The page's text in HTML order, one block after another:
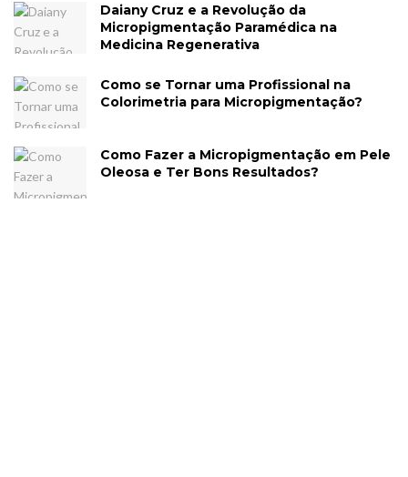
Daiany Cruz e a Revolução da
Micropigmentação Paramédica na
Medicina Regenerativa
Como se Tornar uma Profissional na
Colorimetria para Micropigmentação?
Como Fazer a Micropigmentação em Pele
Oleosa e Ter Bons Resultados?